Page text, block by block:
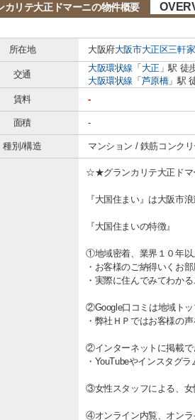
カリテ大正ドマーニの物件概要
所在地 大阪府大阪市大正区三軒
交通
大阪環状線 「 大正 」駅 徒
大阪環状線 「 芦原橋」駅
賃料
-
面積 -
種別/構造 マンション / 鉄筋コンクリ
☆★グランカリテ大正ド
『大国住まい』は大阪市
『大国住まいの特徴』
①地域密着、業界１０年以
・お客様のご納得いくお
・実際に住んでみてわか
②Google口コミは地域トッ
・弊社ＨＰではお客様の
②インターネットに掲載で
・YouTubeやインスタグ
③女性スタッフによる、女
④オンライン内覧、オンラ